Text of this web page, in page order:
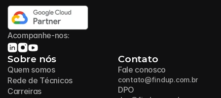
Acompanhe-nos:
Sobre nós
Quem somos
Rede de Técnicos
Carreiras
Contato
Fale conosco
contato@findup.com.br
DPO